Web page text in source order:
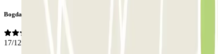
Bogdan
17/12/2024